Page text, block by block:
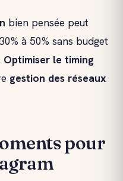
bien pensée peut
à 50% sans budget
Optimiser le timing
gestion des réseaux
pour